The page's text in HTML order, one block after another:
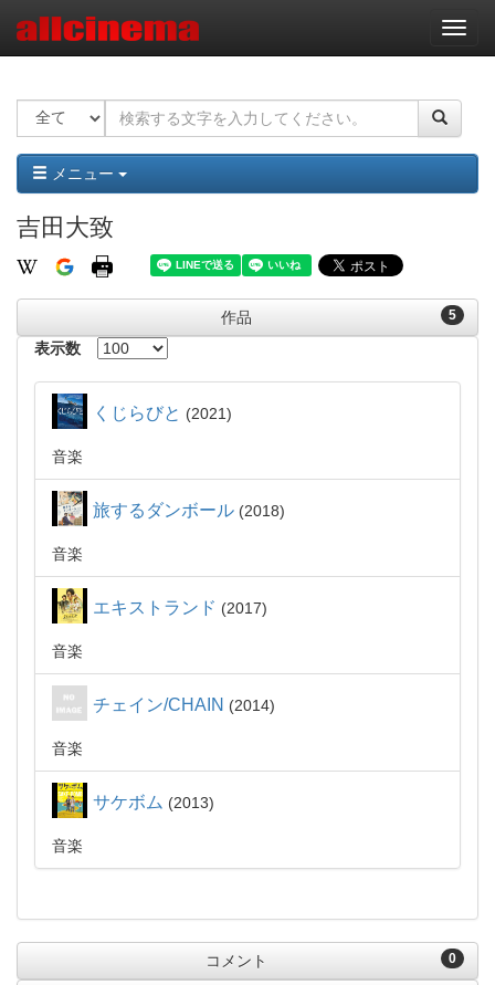
ナ
ビ
ー
ョ
ン
メニュー
吉田大致
5
作品
表示数
くじらびと 2021
音楽
旅するダンボール 2018
音楽
エキストランド 2017
音楽
チェイン/CHAIN 2014
音楽
サケボム 2013
音楽
0
コメント